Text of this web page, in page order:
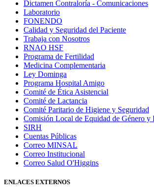
Dictamen Contraloría - Comunicaciones
Laboratorio
FONENDO
Calidad y Seguridad del Paciente
Trabaja con Nosotros
RNAO HSF
Programa de Fertilidad
Medicina Complementaria
Ley Dominga
Programa Hospital Amigo
Comité de Ética Asistencial
Comité de Lactancia
Comité Paritario de Higiene y Seguridad
Comisión Local de Equidad de Género y
SIRH
Cuentas Públicas
Correo MINSAL
Correo Institucional
Correo Salud O'Higgins
ENLACES EXTERNOS